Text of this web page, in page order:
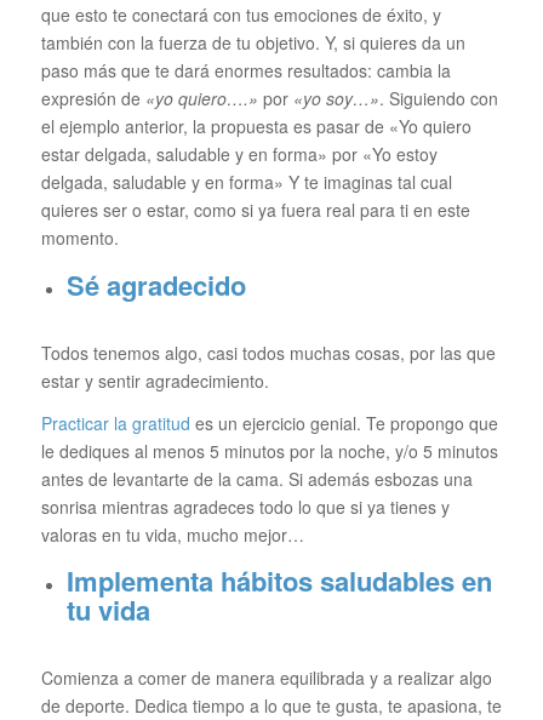
que esto te conectará con tus emociones de éxito, y
también con la fuerza de tu objetivo. Y, si quieres da un
paso más que te dará enormes resultados: cambia la
expresión de «yo quiero….» por «yo soy…». Siguiendo con
el ejemplo anterior, la propuesta es pasar de «Yo quiero
estar delgada, saludable y en forma» por «Yo estoy
delgada, saludable y en forma» Y te imaginas tal cual
quieres ser o estar, como si ya fuera real para ti en este
momento.
Sé agradecido
Todos tenemos algo, casi todos muchas cosas, por las que
estar y sentir agradecimiento.
Practicar la gratitud es un ejercicio genial. Te propongo que
le dediques al menos 5 minutos por la noche, y/o 5 minutos
antes de levantarte de la cama. Si además esbozas una
sonrisa mientras agradeces todo lo que si ya tienes y
valoras en tu vida, mucho mejor…
Implementa hábitos saludables en
tu vida
Comienza a comer de manera equilibrada y a realizar algo
de deporte. Dedica tiempo a lo que te gusta, te apasiona, te